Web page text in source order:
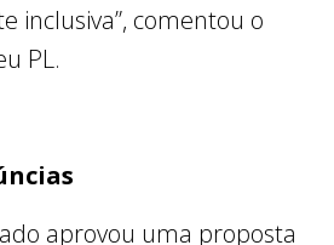
inclusiva”, comentou o
PL.
aprovou uma proposta